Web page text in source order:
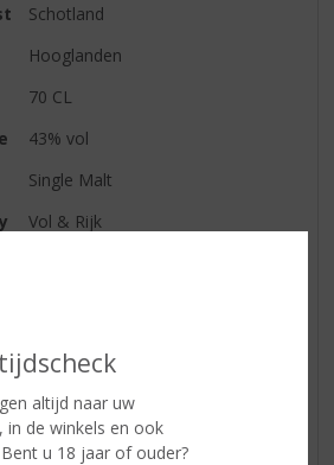
altijd naar uw
in de winkels en ook
u 18 jaar of ouder?
Schotland
Hooglanden
70 CL
43% vol
Single Malt
Vol & Rijk